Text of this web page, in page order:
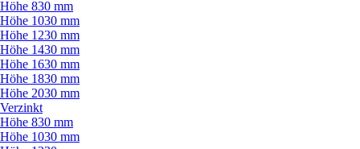
Höhe 830 mm
Höhe 1030 mm
Höhe 1230 mm
Höhe 1430 mm
Höhe 1630 mm
Höhe 1830 mm
Höhe 2030 mm
Verzinkt
Höhe 830 mm
Höhe 1030 mm